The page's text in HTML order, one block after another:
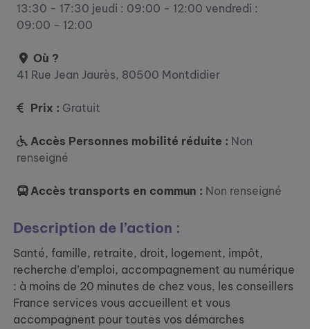
13:30 - 17:30 jeudi : 09:00 - 12:00 vendredi :
09:00 - 12:00
Où ?
41 Rue Jean Jaurès, 80500 Montdidier
Prix : Gratuit
Accès Personnes mobilité réduite : Non
renseigné
Accès transports en commun : Non renseigné
Description de l’action :
Santé, famille, retraite, droit, logement, impôt,
recherche d’emploi, accompagnement au numérique
: à moins de 20 minutes de chez vous, les conseillers
France services vous accueillent et vous
accompagnent pour toutes vos démarches